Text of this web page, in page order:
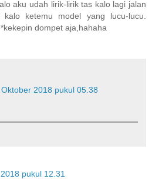
aku udah lirik-lirik tas kalo lagi jalan
ketemu model yang lucu-lucu.
dompet aja,hahaha
Oktober 2018 pukul 05.38
pukul 12.31